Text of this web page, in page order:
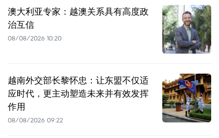
澳大利亚专家：越澳关系具有高度政
治互信
08/08/2026 10:20
越南外交部长黎怀忠：让东盟不仅适
应时代，更主动塑造未来并有效发挥
作用
08/08/2026 09:22